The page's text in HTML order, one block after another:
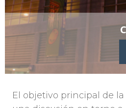
El objetivo principal de